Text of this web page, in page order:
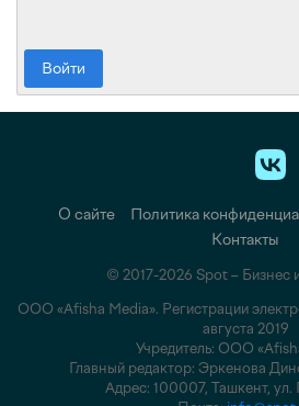
Войти
О сайте Политика
Контакты
© 2017-2026 Spot – Бизнес
ООО «Afisha Media». Регистрации
августа 2019
Учредитель: ООО
Главный редактор: Эркенова
Адрес: 100007, Ташкент, ул.